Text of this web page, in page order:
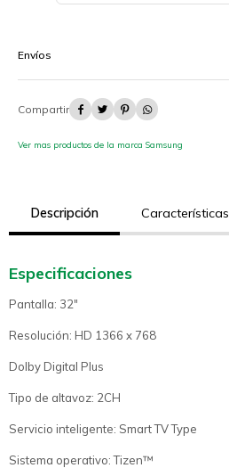
Envíos
   
Ver mas productos de la marca Samsung
Descripción Características
Especificaciones
Pantalla: 32"
Resolución: HD 1366 x 768
Dolby Digital Plus
Tipo de altavoz: 2CH
Servicio inteligente: Smart TV Type
Sistema operativo: Tizen™